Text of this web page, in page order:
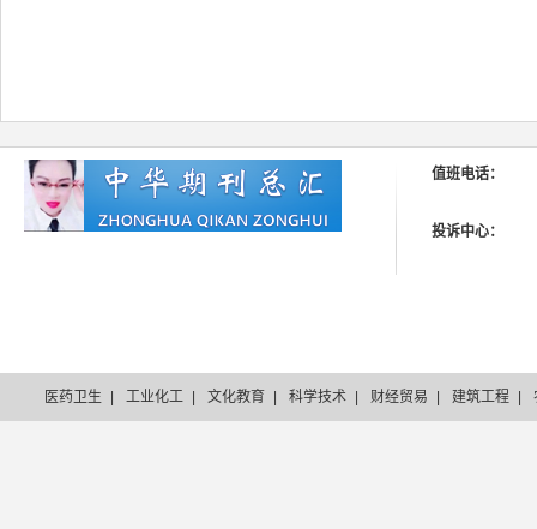
值班电话：
投诉中心：
医药卫生 工业化工 文化教育 科学技术 财经贸易 建筑工程